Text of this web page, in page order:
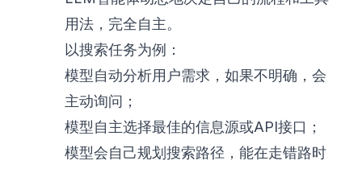
用法，完全自主。
以搜索任务为例：
模型自动分析用户需求，如果不明确，会
主动询问；
模型自主选择最佳的信息源或API接口；
模型会自己规划搜索路径，能在走错路时